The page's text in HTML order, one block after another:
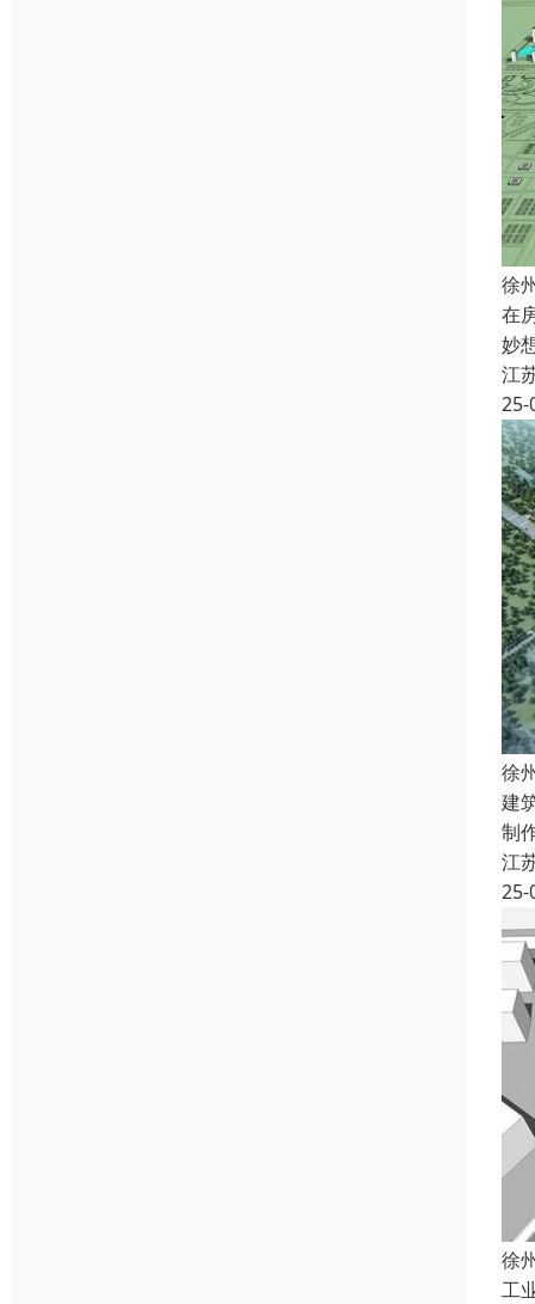
徐
在
妙
江
25-
徐
建
制
江
25-
徐
工